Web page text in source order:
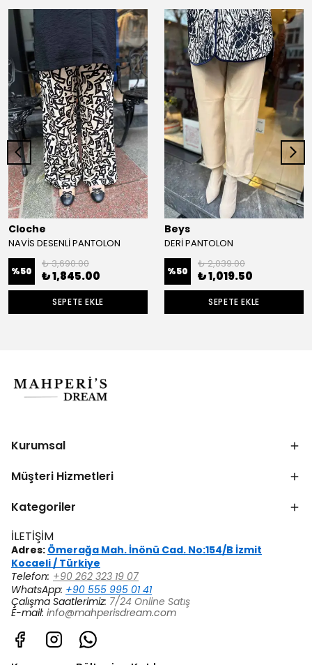
Cloche
NAVİS DESENLİ PANTOLON
%50
₺ 3,690.00
₺ 1,845.00
SEPETE EKLE
Beys
DERİ PANTOLON
%50
₺ 2,039.00
₺ 1,019.50
SEPETE EKLE
Kurumsal
Müşteri Hizmetleri
Kategoriler
İLETİŞİM
Adres: Ömerağa Mah. İnönü Cad. No:154/B İzmit
Kocaeli / Türkiye
Telefon: +90 262 323 19 07
WhatsApp: +90 555 995 01 41
Çalışma Saatlerimiz: 7/24 Online Satış
E-mail: info@mahperisdream.com